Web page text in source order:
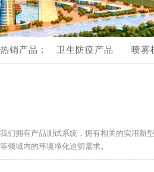
热销产品： 卫生防疫产品 喷雾
我们拥有产品测试系统，拥有相关的实用新
等领域内的环境净化迫切需求。